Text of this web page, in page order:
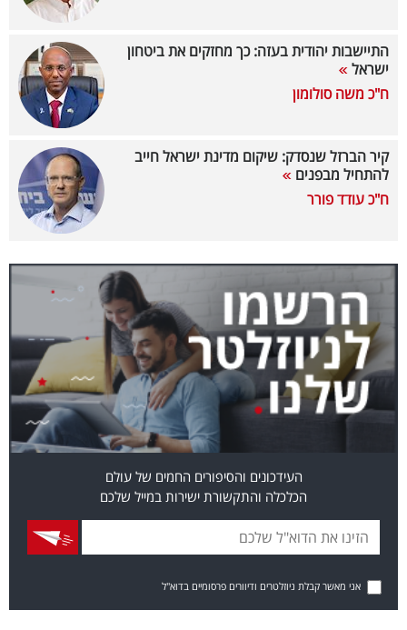
קריירה
מינויים
רייטינג
בריאות
תרבות
ופנאי
תיירות
הכלכלי
פודקאסט
התיישבות יהודית בעזה: כך מחזקים את ביטחון
ישראל
ח"כ משה סולומון
קיר הברזל שנסדק: שיקום מדינת ישראל חייב
להתחיל מבפנים
ח"כ עודד פורר
העידכונים והסיפורים החמים של עולם
הכלכלה והתקשורת ישירות במייל שלכם
אני מאשר קבלת ניוזלטרים ודיוורים פרסומיים בדוא"ל